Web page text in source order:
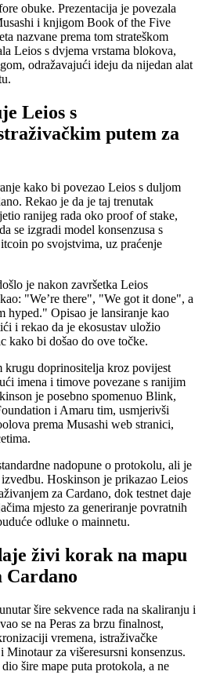
obuke. Prezentacija je povezala
i knjigom Book of the Five
nazvane prema tom strateškom
Leios s dvjema vrstama blokova,
odražavajući ideju da nijedan alat
Leios s
putem za
kako bi povezao Leios s duljom
Rekao je da je taj trenutak
ranijeg rada oko proof of stake,
se izgradi model konsenzusa s
po svojstvima, uz praćenje
je nakon završetka Leios
"We’re there", "We got it done", a
hyped." Opisao je lansiranje kao
i rekao da je ekosustav uložio
kako bi došao do ove točke.
krugu doprinositelja kroz povijest
imena i timove povezane s ranijim
je posebno spomenuo Blink,
i Amaru tim, usmjerivši
prema Musashi web stranici,
nadopune o protokolu, ali je
izvedbu. Hoskinson je prikazao Leios
za Cardano, dok testnet daje
mjesto za generiranje povratnih
odluke o mainnetu.
živi korak na mapu
Cardano
šire sekvence rada na skaliranju i
se na Peras za brzu finalnost,
vremena, istraživačke
Minotaur za višeresursni konsenzus.
šire mape puta protokola, a ne